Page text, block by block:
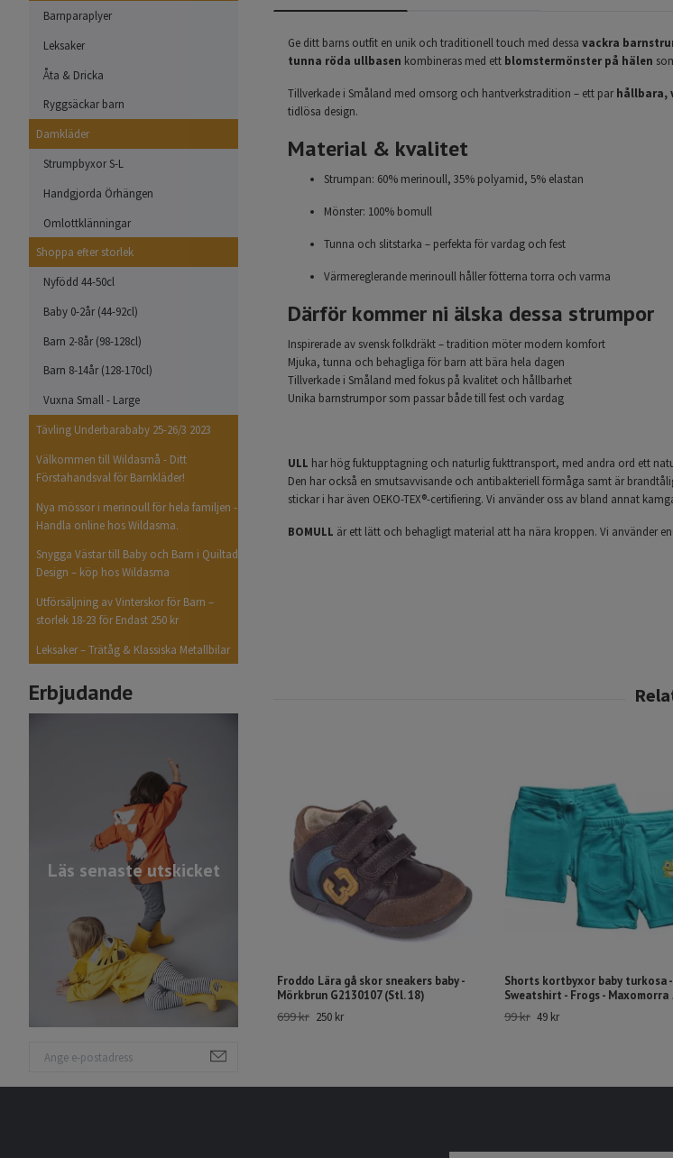
Barnparaplyer
Leksaker
Åta & Dricka
Ryggsäckar barn
Damkläder
Strumpbyxor S-L
Handgjorda Örhängen
Omlottklänningar
Shoppa efter storlek
Nyfödd 44-50cl
Baby 0-2år (44-92cl)
Barn 2-8år (98-128cl)
Barn 8-14år (128-170cl)
Vuxna Small - Large
Tävling Underbarababy 25-26/3 2023
Välkommen till Wildasmå - Ditt
Förstahandsval för Barnkläder!
Nya mössor i merinoull för hela familjen -
Handla online hos Wildasma.
Snygga Västar till Baby och Barn i Quiltad
Design – köp hos Wildasma
Utförsäljning av Vinterskor för Barn –
storlek 18-23 för Endast 250 kr
Leksaker – Trätåg & Klassiska Metallbilar
Erbjudande
Läs senaste utskicket
Ge ditt barns outfit en unik och traditionell touch med dessa vackra
tunna röda ullbasen kombineras med ett blomstermönster på hälen
Tillverkade i Småland med omsorg och hantverkstradition – ett parhållbara,
tidlösa design.
Material & kvalitet
Strumpan: 60% merinoull, 35% polyamid, 5% elastan
Mönster: 100% bomull
Tunna och slitstarka – perfekta för vardag och fest
Värmereglerande merinoull håller fötterna torra och varma
Därför kommer ni älska dessa strumpor
Inspirerade av svensk folkdräkt – tradition möter modern komfort
Mjuka, tunna och behagliga för barn att bära hela dagen
Tillverkade i Småland med fokus på kvalitet och hållbarhet
Unika barnstrumpor som passar både till fest och vardag
ULL har hög fuktupptagning och naturlig fukttransport, med andra ord ett
Den har också en smutsavvisande och antibakteriell förmåga samt är
stickar i har även OEKO-TEX®-certifiering. Vi använder oss av bland annat
BOMULL är ett lätt och behagligt material att ha nära kroppen. Vi använder
Froddo Lära gå skor sneakers baby -
Mörkbrun G2130107 (Stl. 18)
699 kr 250 kr
Shorts kortbyxor baby turkosa -
Sweatshirt - Frogs - Maxomorra
99 kr 49 kr